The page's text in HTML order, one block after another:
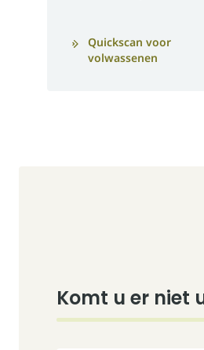
Quickscan voor
volwassenen
Komt u er niet